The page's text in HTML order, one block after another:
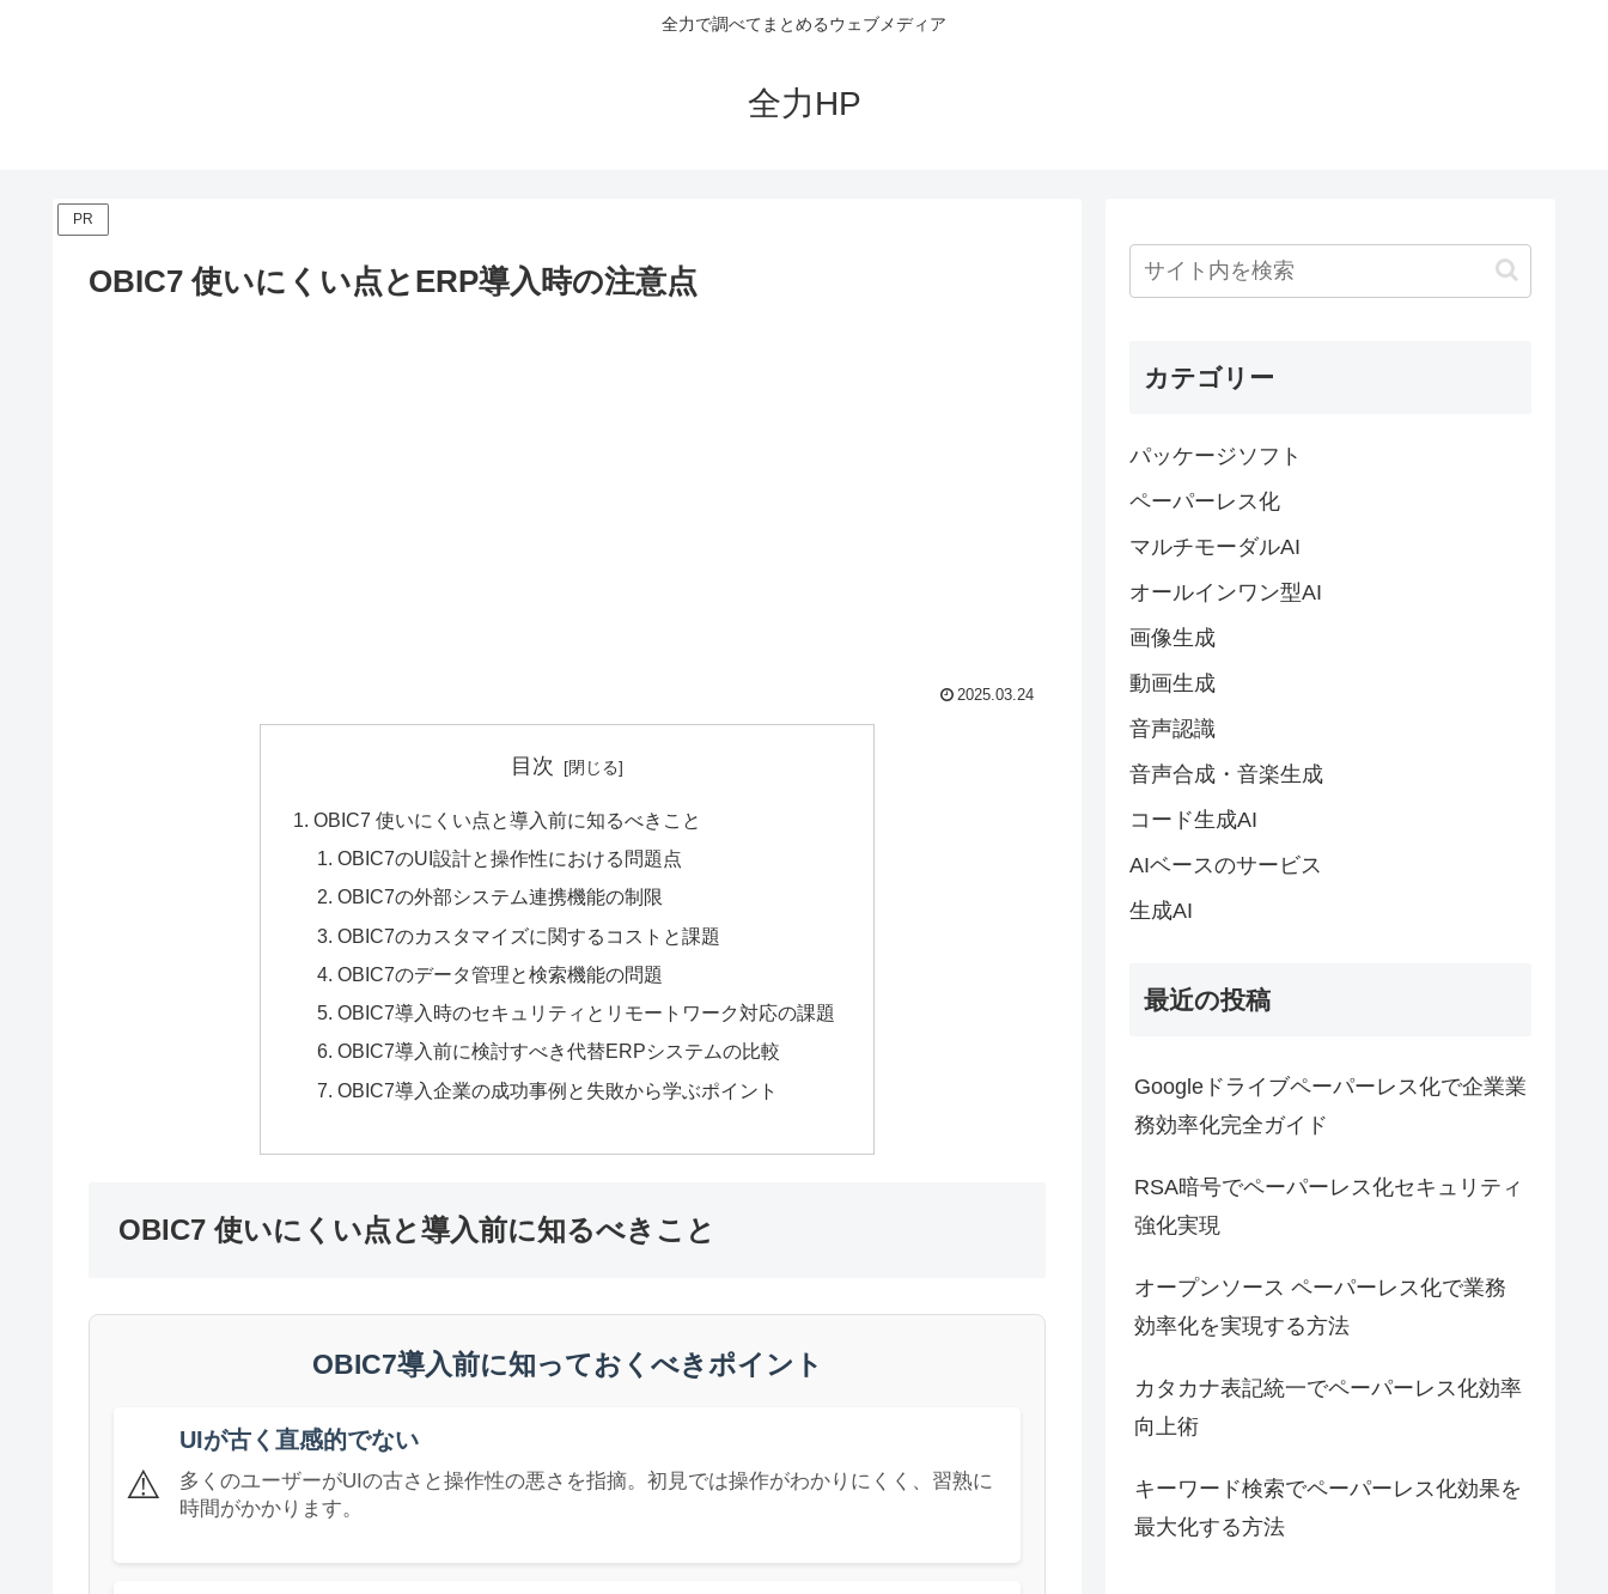
全力で調べてまとめるウェブメディア
全力HP
PR
OBIC7 使いにくい点とERP導入時の注意点
2025.03.24
目次
OBIC7 使いにくい点と導入前に知るべきこと
OBIC7のUI設計と操作性における問題点
OBIC7の外部システム連携機能の制限
OBIC7のカスタマイズに関するコストと課題
OBIC7のデータ管理と検索機能の問題
OBIC7導入時のセキュリティとリモートワーク対応の課題
OBIC7導入前に検討すべき代替ERPシステムの比較
OBIC7導入企業の成功事例と失敗から学ぶポイント
OBIC7 使いにくい点と導入前に知るべきこと
OBIC7導入前に知っておくべきポイント
⚠️
UIが古く直感的でない
多くのユーザーがUIの古さと操作性の悪さを指摘。初見では操作がわかりにくく、習熟に
時間がかかります。
カテゴリー
パッケージソフト
ペーパーレス化
マルチモーダルAI
オールインワン型AI
画像生成
動画生成
音声認識
音声合成・音楽生成
コード生成AI
AIベースのサービス
生成AI
最近の投稿
Googleドライブペーパーレス化で企業業
務効率化完全ガイド
RSA暗号でペーパーレス化セキュリティ
強化実現
オープンソース ペーパーレス化で業務
効率化を実現する方法
カタカナ表記統一でペーパーレス化効率
向上術
キーワード検索でペーパーレス化効果を
最大化する方法